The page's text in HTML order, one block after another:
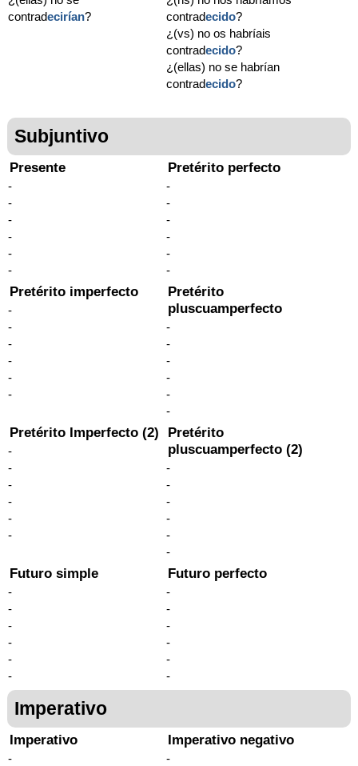
contradecirían?
contradecido?
¿(vs) no os habríais
contradecido?
¿(ellas) no se habrían
contradecido?
Subjuntivo
Presente
-
-
-
-
-
-
Pretérito perfecto
-
-
-
-
-
-
Pretérito imperfecto
-
-
-
-
-
-
Pretérito
pluscuamperfecto
-
-
-
-
-
-
Pretérito Imperfecto (2)
-
-
-
-
-
-
Pretérito
pluscuamperfecto (2)
-
-
-
-
-
-
Futuro simple
-
-
-
-
-
-
Futuro perfecto
-
-
-
-
-
-
Imperativo
Imperativo
-
Imperativo negativo
-